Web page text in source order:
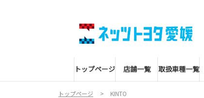
トップページ 店舗一覧 取扱車種一覧
トップページ KINTO